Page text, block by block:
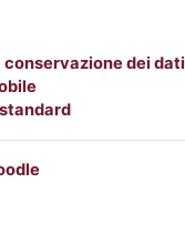
conservazione dei dati